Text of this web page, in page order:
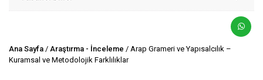
Ana Sayfa / Araştırma - İnceleme / Arap Grameri ve Yapısalcılık –
Kuramsal ve Metodolojik Farklılıklar